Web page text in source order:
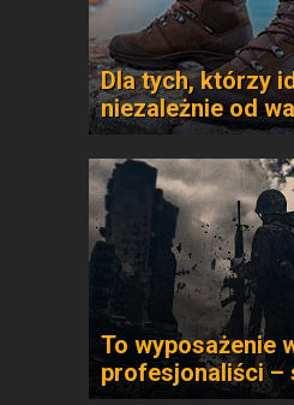
Dla tych, którzy
niezależnie od
To wyposażenie
profesjonaliści –